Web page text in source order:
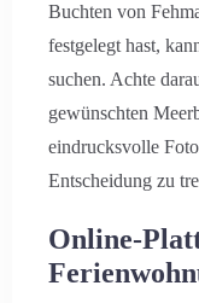
Buchten von
festgelegt hast,
suchen. Achte
gewünschten
eindrucksvolle
Entscheidung zu
Online-